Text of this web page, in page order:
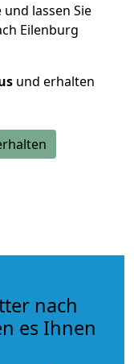
lassen Sie
Eilenburg
und erhalten
nach
es Ihnen